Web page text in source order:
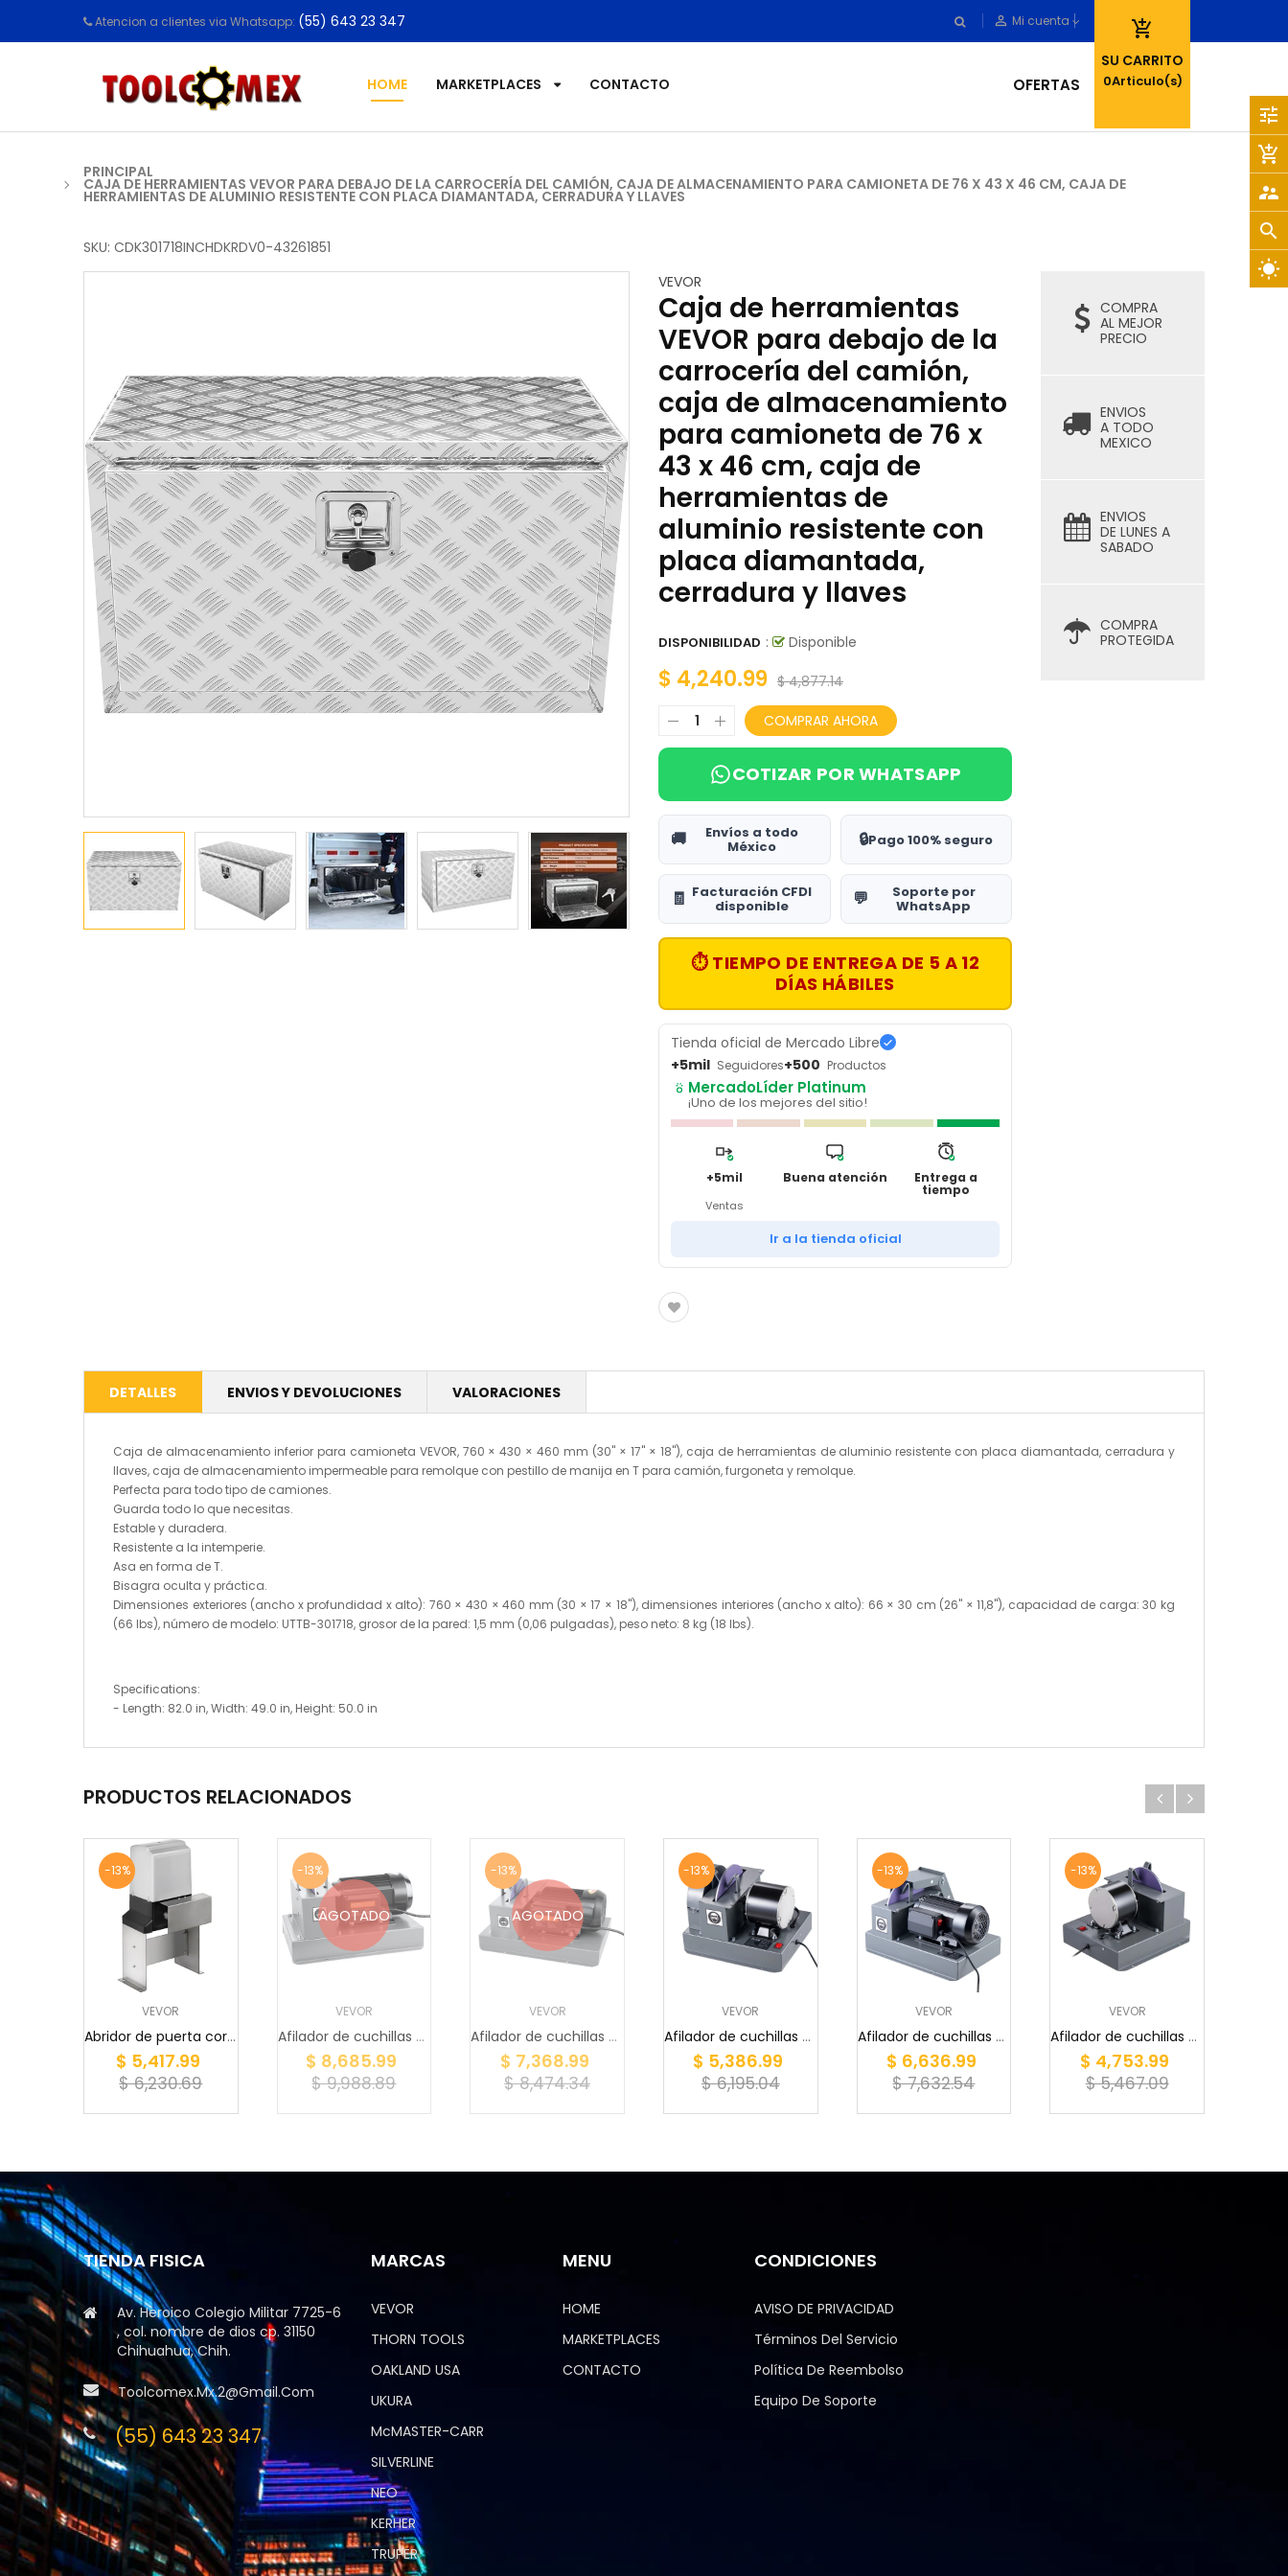
Atencion a clientes via Whatsapp: (55) 643 23 347 person_outline Mi cuenta
HOME MARKETPLACES CONTACTO

SU CARRITO
0Articulo(s)
OFERTAS
PRINCIPAL
CAJA DE HERRAMIENTAS VEVOR PARA DEBAJO DE LA CARROCERÍA DEL CAMIÓN, CAJA DE ALMACENAMIENTO PARA CAMIONETA DE 76 X 43 X 46 CM, CAJA DE
HERRAMIENTAS DE ALUMINIO RESISTENTE CON PLACA DIAMANTADA, CERRADURA Y LLAVES
SKU: CDK301718INCHDKRDV0-43261851
VEVOR
Caja de herramientas
VEVOR para debajo de la
carrocería del camión,
caja de almacenamiento
para camioneta de 76 x
43 x 46 cm, caja de
herramientas de
aluminio resistente con
placa diamantada,
cerradura y llaves
DISPONIBILIDAD : Disponible
$ 4,240.99 $ 4,877.14
COMPRAR AHORA
COTIZAR POR WHATSAPP
🚚 Envíos a todo
México 🔒Pago 100% seguro
🧾 Facturación CFDI
disponible 💬 Soporte por
WhatsApp
⏱ TIEMPO DE ENTREGA DE 5 A 12
DÍAS HÁBILES
Tienda oficial de Mercado Libre
+5mil Seguidores+500 Productos
MercadoLíder Platinum
¡Uno de los mejores del sitio!
+5mil
Ventas
Buena atención Entrega a
tiempo
Ir a la tienda oficial
COMPRA
AL MEJOR
PRECIO
ENVIOS
A TODO
MEXICO
ENVIOS
DE LUNES A
SABADO
COMPRA
PROTEGIDA
DETALLES ENVIOS Y DEVOLUCIONES VALORACIONES
Caja de almacenamiento inferior para camioneta VEVOR, 760 × 430 × 460 mm (30" × 17" × 18"), caja de herramientas de aluminio resistente con placa diamantada, cerradura y
llaves, caja de almacenamiento impermeable para remolque con pestillo de manija en T para camión, furgoneta y remolque.
Perfecta para todo tipo de camiones.
Guarda todo lo que necesitas.
Estable y duradera.
Resistente a la intemperie.
Asa en forma de T.
Bisagra oculta y práctica.
Dimensiones exteriores (ancho x profundidad x alto): 760 × 430 × 460 mm (30 × 17 × 18"), dimensiones interiores (ancho x alto): 66 × 30 cm (26" × 11,8"), capacidad de carga: 30 kg
(66 lbs), número de modelo: UTTB-301718, grosor de la pared: 1,5 mm (0,06 pulgadas), peso neto: 8 kg (18 lbs).
Specifications:
- Length: 82.0 in, Width: 49.0 in, Height: 50.0 in
PRODUCTOS RELACIONADOS
-13%
VEVOR
Abridor de puerta corrediza VEVOR, AC1400 3100L...
$ 5,417.99
$ 6,230.69
AGOTADO
-13%
VEVOR
Afilador de cuchillas para cortacésped VEVOR, a...
$ 8,685.99
$ 9,988.89
AGOTADO
-13%
VEVOR
Afilador de cuchillas para cortacésped VEVOR, a...
$ 7,368.99
$ 8,474.34
-13%
VEVOR
Afilador de cuchillas para cortacésped VEVOR, a...
$ 5,386.99
$ 6,195.04
-13%
VEVOR
Afilador de cuchillas para cortacésped VEVOR, r...
$ 6,636.99
$ 7,632.54
-13%
VEVOR
Afilador de cuchillas para cortacésped VEVOR, r...
$ 4,753.99
$ 5,467.09
TIENDA FISICA
Av. Heroico Colegio Militar 7725-6
, col. nombre de dios cp. 31150
Chihuahua, Chih.
Toolcomex.mx.2@gmail.com
(55) 643 23 347
MARCAS
VEVOR
THORN TOOLS
OAKLAND USA
UKURA
McMASTER-CARR
SILVERLINE
NEO
KERHER
TRUPER
MENU
HOME
MARKETPLACES
CONTACTO
CONDICIONES
AVISO DE PRIVACIDAD
Términos Del Servicio
Política De Reembolso
Equipo De Soporte
tune
add_shopping_cart
supervisor_account
search
wb_sunny
MAQUINAS DE ALGODON
MERCADOLIBRE
MESAS TRANSPORTADORAS
RAMPAS Y PROTECTORES DE CABLES
SECADORES DE MANOS
SEGURIDAD E HIGIENE
SELLADORAS DE BOLSAS
SIERRAS ELECTRICAS
SOLDADORAS
SOPORTES DE MOTOR
TALLER
TANQUES DE DIÉSEL CON BOMBA ELECTRICA VEVOR
TANQUES DE DRENADO ACEITE
TODOS LOS PRODUCTOS VEVOR